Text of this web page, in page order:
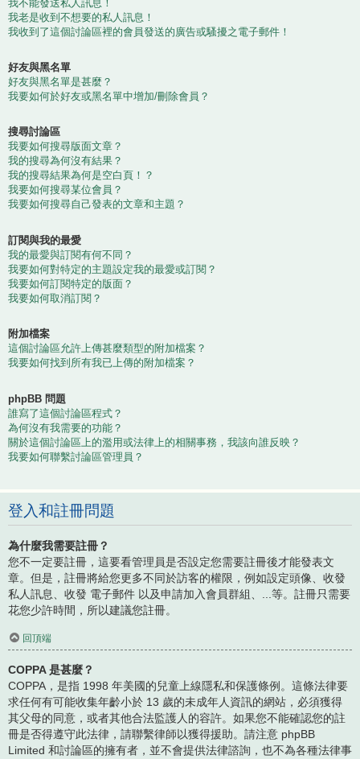
我不能發送私人訊息！
我老是收到不想要的私人訊息！
我收到了這個討論區裡的會員發送的廣告或騷擾之電子郵件！
好友與黑名單
好友與黑名單是甚麼？
我要如何於好友或黑名單中增加/刪除會員？
搜尋討論區
我要如何搜尋版面文章？
我的搜尋為何沒有結果？
我的搜尋結果為何是空白頁！？
我要如何搜尋某位會員？
我要如何搜尋自己發表的文章和主題？
訂閱與我的最愛
我的最愛與訂閱有何不同？
我要如何對特定的主題設定我的最愛或訂閱？
我要如何訂閱特定的版面？
我要如何取消訂閱？
附加檔案
這個討論區允許上傳甚麼類型的附加檔案？
我要如何找到所有我已上傳的附加檔案？
phpBB 問題
誰寫了這個討論區程式？
為何沒有我需要的功能？
關於這個討論區上的濫用或法律上的相關事務，我該向誰反映？
我要如何聯繫討論區管理員？
登入和註冊問題
為什麼我需要註冊？
您不一定要註冊，這要看管理員是否設定您需要註冊後才能發表文
章。但是，註冊將給您更多不同於訪客的權限，例如設定頭像、收發
私人訊息、收發 電子郵件 以及申請加入會員群組、...等。註冊只需要
花您少許時間，所以建議您註冊。
回頂端
COPPA 是甚麼？
COPPA，是指 1998 年美國的兒童上線隱私和保護條例。這條法律要
求任何有可能收集年齡小於 13 歲的未成年人資訊的網站，必須獲得
其父母的同意，或者其他合法監護人的容許。如果您不能確認您的註
冊是否得遵守此法律，請聯繫律師以獲得援助。請注意 phpBB
Limited 和討論區的擁有者，並不會提供法律諮詢，也不為各種法律事